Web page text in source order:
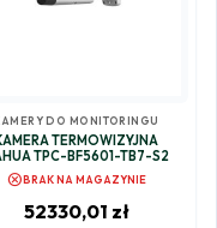
DO MONITORINGU
TERMOWIZYJNA
TPC-BF5601-TB7-S2
cancelBRAK NA MAGAZYNIE
52330,01 zł